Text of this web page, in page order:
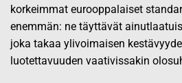
korkeimmat eurooppalaiset
enemmän: ne täyttävät
joka takaa ylivoimaisen
luotettavuuden vaativissakin